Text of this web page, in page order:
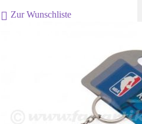
€ 12,90
Zur Wunschliste